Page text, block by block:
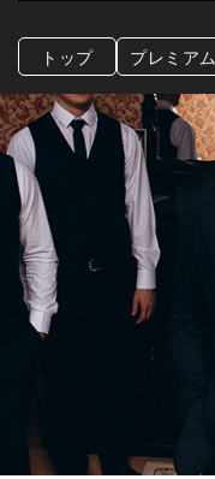
トップ プレミアム